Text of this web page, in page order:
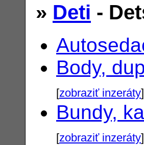
» Deti -
Body,
[zobraziť inzeráty]
Bundy,
[zobraziť inzeráty]